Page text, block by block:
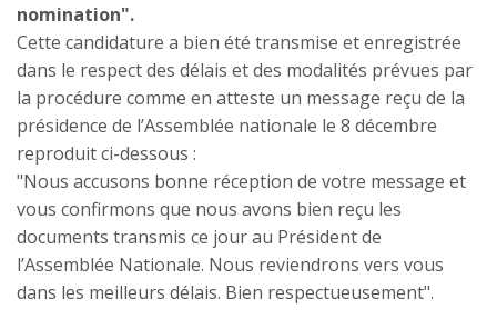
nomination".
Cette candidature a bien été transmise et enregistrée
dans le respect des délais et des modalités prévues par
la procédure comme en atteste un message reçu de la
présidence de l’Assemblée nationale le 8 décembre
reproduit ci-dessous :
"Nous accusons bonne réception de votre message et
vous confirmons que nous avons bien reçu les
documents transmis ce jour au Président de
l’Assemblée Nationale. Nous reviendrons vers vous
dans les meilleurs délais. Bien respectueusement".